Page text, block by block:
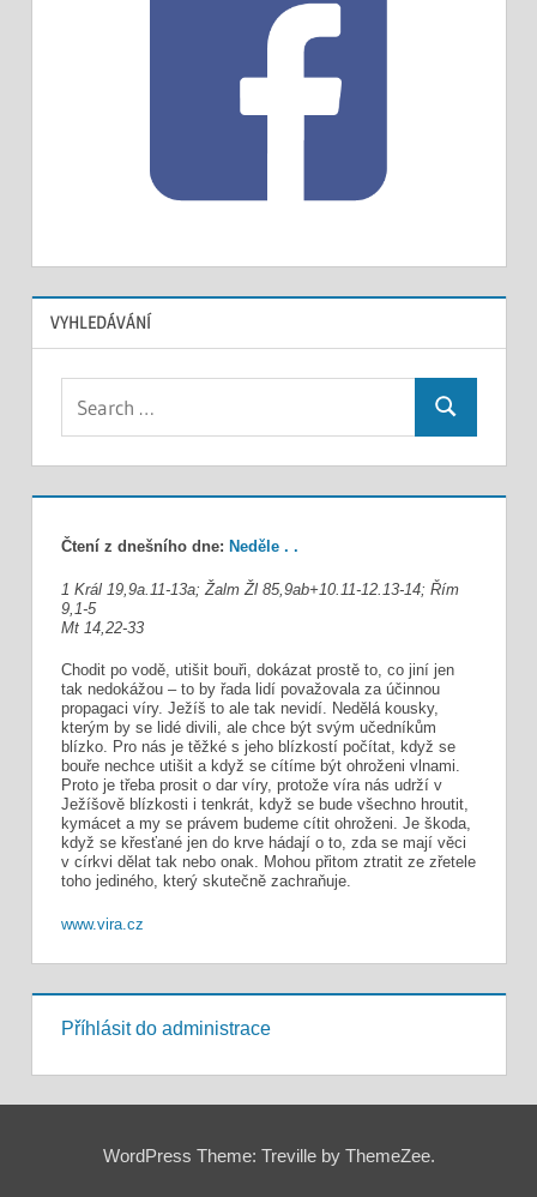
VYHLEDÁVÁNÍ
Search
Čtení z dnešního dne: Neděle . .
1 Král 19,9a.11-13a; Žalm Žl 85,9ab+10.11-12.13-14; Řím
9,1-5
Mt 14,22-33
Chodit po vodě, utišit bouři, dokázat prostě to, co jiní jen
tak nedokážou – to by řada lidí považovala za účinnou
propagaci víry. Ježíš to ale tak nevidí. Nedělá kousky,
kterým by se lidé divili, ale chce být svým učedníkům
blízko. Pro nás je těžké s jeho blízkostí počítat, když se
bouře nechce utišit a když se cítíme být ohroženi vlnami.
Proto je třeba prosit o dar víry, protože víra nás udrží v
Ježíšově blízkosti i tenkrát, když se bude všechno hroutit,
kymácet a my se právem budeme cítit ohroženi. Je škoda,
když se křesťané jen do krve hádají o to, zda se mají věci
v církvi dělat tak nebo onak. Mohou přitom ztratit ze zřetele
toho jediného, který skutečně zachraňuje.
www.vira.cz
Příhlásit do administrace
WordPress Theme: Treville by ThemeZee.